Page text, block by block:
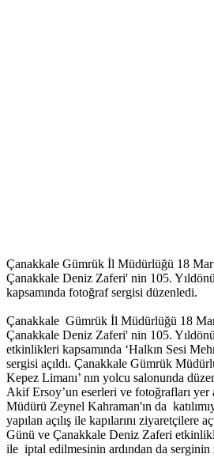
Çanakkale Gümrük İl Müdürlüğü 18
Çanakkale Deniz Zaferi' nin 105.
kapsamında fotoğraf sergisi düzenledi.
Çanakkale Gümrük İl Müdürlüğü 18
Çanakkale Deniz Zaferi' nin 105.
etkinlikleri kapsamında ‘Halkın Sesi
sergisi açıldı. Çanakkale Gümrük
Kepez Limanı’ nın yolcu salonunda
Akif Ersoy’un eserleri ve fotoğrafları yer
Müdürü Zeynel Kahraman'ın da
yapılan açılış ile kapılarını ziyaretçilere
Günü ve Çanakkale Deniz Zaferi
ile iptal edilmesinin ardından da serginin